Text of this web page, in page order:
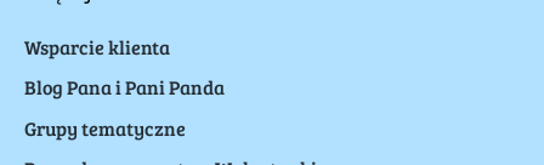
Wsparcie klienta
Blog Pana i Pani Panda
Grupy tematyczne